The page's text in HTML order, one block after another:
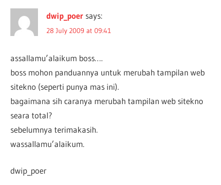
dwip_poer says:
28 July 2009 at 09:41
assallamu’alaikum boss….
boss mohon panduannya untuk merubah tampilan web
sitekno (seperti punya mas ini).
bagaimana sih caranya merubah tampilan web sitekno
seara total?
sebelumnya terimakasih.
wassallamu’alaikum.
dwip_poer